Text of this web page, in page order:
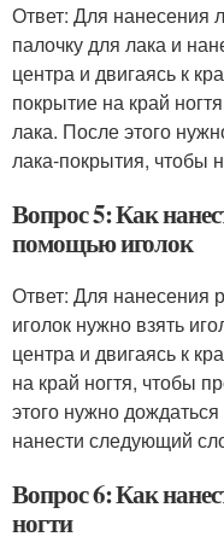
Ответ: Для нанесения
палочку для лака и
центра и двигаясь к
покрытие на край
лака. После этого
лака-покрытия, чтобы
Вопрос 5: Как
помощью иголок
Ответ: Для нанесения
иголок нужно взять
центра и двигаясь к
на край ногтя, чтобы
этого нужно
нанести следующий
Вопрос 6: Как
ногти